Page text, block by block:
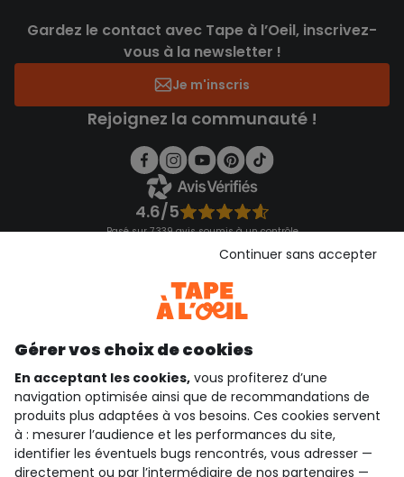
Gardez le contact avec Tape à l’Oeil, inscrivez-
vous à la newsletter !
Je m'inscris
Rejoignez la communauté !
4.6/5
Basé sur 7 339 avis soumis à un contrôle
Consulter les CGU
qui sommes-nous ?
besoin d'aide ?
Gérer vos choix de cookies
En acceptant les cookies, vous profiterez d’une
navigation optimisée ainsi que de recommandations de
produits plus adaptées à vos besoins. Ces cookies servent
à : mesurer l’audience et les performances du site,
identifier les éventuels bugs rencontrés, vous adresser —
directement ou par l’intermédiaire de nos partenaires —
Continuer sans accepter